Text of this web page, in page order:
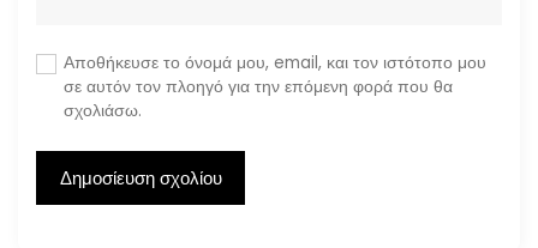
Αποθήκευσε το όνομά μου, email, και τον ιστότοπο μου
σε αυτόν τον πλοηγό για την επόμενη φορά που θα
σχολιάσω.